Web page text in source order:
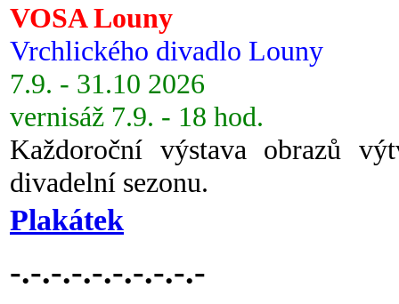
VOSA Louny
Vrchlického divadlo Louny
7.9. - 31.10 2026
vernisáž 7.9. - 18 hod.
Každoroční výstava obrazů
divadelní sezonu.
Plakátek
-.-.-.-.-.-.-.-.-.-